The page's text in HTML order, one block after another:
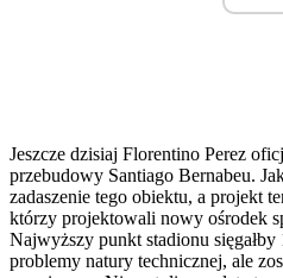
Jeszcze dzisiaj Florentino Perez
przebudowy Santiago Bernabeu.
zadaszenie tego obiektu, a projekt
którzy projektowali nowy ośrodek
Najwyższy punkt stadionu sięgałby
problemy natury technicznej, ale